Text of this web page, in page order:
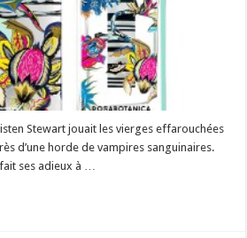
Stewart jouait les vierges effarouchées
d’une horde de vampires sanguinaires.
ses adieux à …